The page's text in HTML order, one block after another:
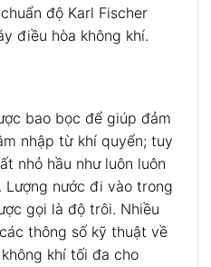
độ Karl Fischer
điều hòa không khí.
bao bọc để giúp đảm
nhập từ khí quyển; tuy
nhỏ hầu như luôn luôn
nước đi vào trong
gọi là độ trôi. Nhiều
thông số kỹ thuật về
khí tối đa cho